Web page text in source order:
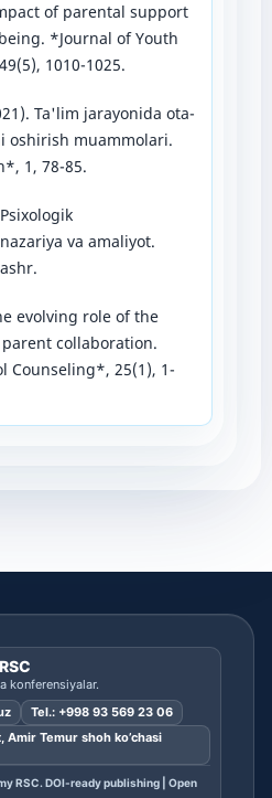
of parental support
*Journal of Youth
1010-1025.
Ta'lim jarayonida ota-
oshirish muammolari.
1, 78-85.
va amaliyot.
evolving role of the
collaboration.
Counseling*, 25(1), 1-
konferensiyalar.
Tel.: +998 93 569 23 06
Amir Temur shoh ko’chasi
RSC. DOI-ready publishing | Open